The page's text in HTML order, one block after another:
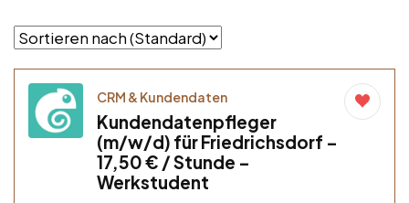
CRM & Kundendaten
Kundendatenpfleger
(m/w/d) für Friedrichsdorf –
17,50 € / Stunde –
Werkstudent